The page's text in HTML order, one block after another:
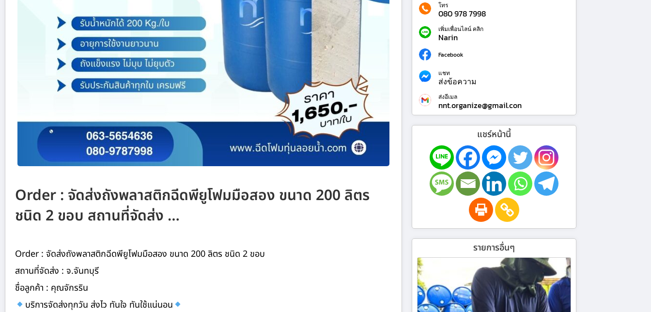
Order : จัดส่งถังพลาสติกฉีดพียูโฟมมือสอง ขนาด 200 ลิตร
ชนิด 2 ขอบ สถานที่จัดส่ง …
Order : จัดส่งถังพลาสติกฉีดพียูโฟมมือสอง ขนาด 200 ลิตร ชนิด 2 ขอบ
สถานที่จัดส่ง : จ.จันทบุรี
ชื่อลูกค้า : คุณจักรริน
บริการจัดส่งทุกวัน ส่งไว ทันใจ ทันใช้แน่นอน
โทร
080 978 7998
เพิ่มเพื่อนไลน์ คลิก
Narin
Facebook
แชท
ส่งข้อความ
ส่งอีเมล
nnt.organize@gmail.con
แชร์หน้านี้
รายการอื่นๆ